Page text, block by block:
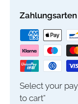
Zahlungsarten
Select your
to cart”